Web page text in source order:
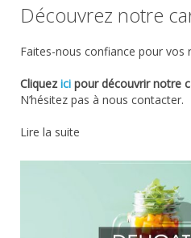
Découvrez notre
Faites-nous confiance pour vos
Cliquezici pour découvrir notre
N’hésitez pas à nous contacter.
Lire la suite